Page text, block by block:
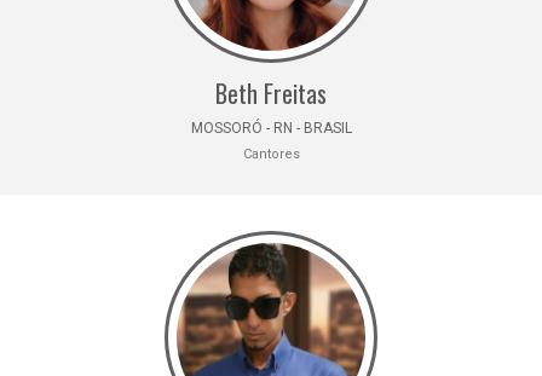
Beth Freitas
MOSSORÓ - RN - BRASIL
Cantores